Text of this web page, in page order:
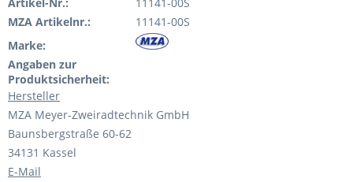
MZA Artikelnr.:
11141-00S
Marke:
Angaben zur
Produktsicherheit:
Hersteller
MZA Meyer-Zweiradtechnik GmbH
Baunsbergstraße 60-62
34131 Kassel
E-Mail